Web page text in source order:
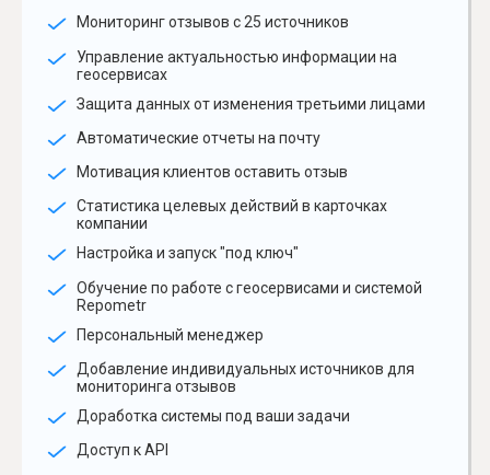
Мониторинг отзывов с 25 источников
Управление актуальностью информации на
геосервисах
Защита данных от изменения третьими лицами
Автоматические отчеты на почту
Мотивация клиентов оставить отзыв
Статистика целевых действий в карточках
компании
Настройка и запуск "под ключ"
Обучение по работе с геосервисами и системой
Repometr
Персональный менеджер
Добавление индивидуальных источников для
мониторинга отзывов
Доработка системы под ваши задачи
Доступ к API